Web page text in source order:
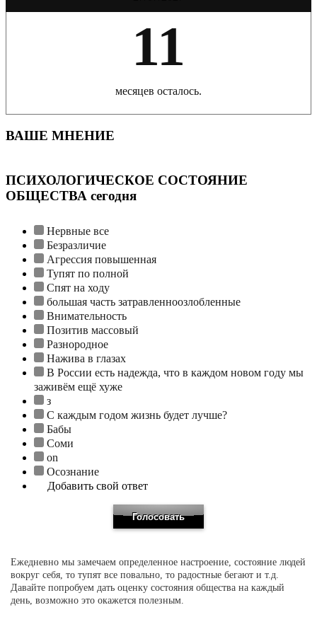
11
месяцев осталось.
ВАШЕ МНЕНИЕ
ПСИХОЛОГИЧЕСКОЕ СОСТОЯНИЕ
ОБЩЕСТВА сегодня
Нервные все
Безразличие
Агрессия повышенная
Тупят по полной
Спят на ходу
большая часть затравленноозлобленные
Внимательность
Позитив массовый
Разнородное
Нажива в глазах
В России есть надежда, что в каждом новом году мы
заживём ещё хуже
з
С каждым годом жизнь будет лучше?
Бабы
Соми
on
Осознание
Добавить свой ответ
Ежедневно мы замечаем определенное настроение, состояние людей
вокруг себя, то тупят все повально, то радостные бегают и т.д.
Давайте попробуем дать оценку состояния общества на каждый
день, возможно это окажется полезным.